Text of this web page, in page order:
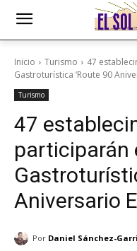
Inicio Turismo
47
Gastroturística ‘Route 90
Turismo
47
participarán
Aniversario
Por Daniel Sánchez-